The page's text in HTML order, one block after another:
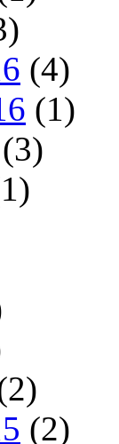
(4)
(1)
(3)
(2)